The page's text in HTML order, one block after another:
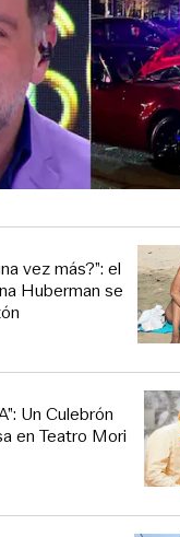
vez más?”: el
Huberman se
Un Culebrón
en Teatro Mori